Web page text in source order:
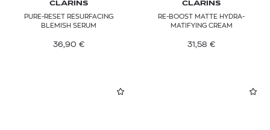
CLARINS
PURE-RESET RESURFACING
BLEMISH SERUM
36,90 €
CLARINS
RE-BOOST MATTE HYDRA-
MATIFYING CREAM
31,58 €